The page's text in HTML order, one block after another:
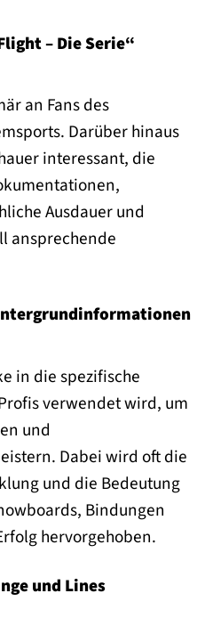
– Die Serie“
an Fans des
Darüber hinaus
interessant, die
Ausdauer und
ansprechende
in die spezifische
verwendet wird, um
und
Dabei wird oft die
und die Bedeutung
Bindungen
hervorgehoben.
und Lines